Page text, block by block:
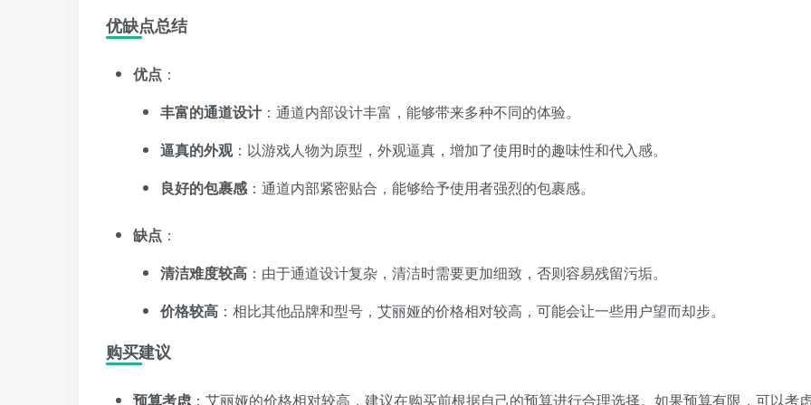
优缺点总结
优点 ：
丰富的通道设计：通道内部设计丰富，能够带来多种不同的体验。
逼真的外观：以游戏人物为原型，外观逼真，增加了使用时的趣味性和代入感。
良好的包裹感 ：通道内部紧密贴合，能够给予使用者强烈的包裹感。
缺点 ：
清洁难度较高 ：由于通道设计复杂，清洁时需要更加细致，否则容易残留污垢。
价格较高 ：相比其他品牌和型号，艾丽娅的价格相对较高，可能会让一些用户望而却步。
购买建议
预算考虑 ：艾丽娅的价格相对较高，建议在购买前根据自己的预算进行合理选择。如果预算有限，可以考